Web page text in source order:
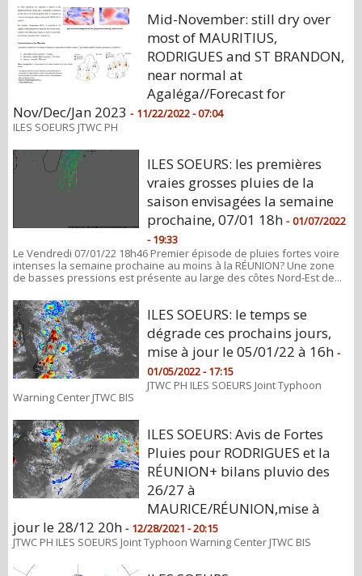
Mid-November: still dry over
most of MAURITIUS,
RODRIGUES and ST BRANDON,
near normal at
Agaléga//Forecast for
Nov/Dec/Jan 2023 - 11/22/2022 - 07:04
ILES SOEURS JTWC PH
ILES SOEURS: les premières
vraies grosses pluies de la
saison envisagées la semaine
prochaine, 07/01 18h - 01/07/2022
- 19:33
Le Vendredi 07/01/22 18h46 Premier épisode de pluies fortes voire
intenses la semaine prochaine au moins à la RÉUNION? Une zone
de basses pressions est présente au large des côtes Nord-Est de...
ILES SOEURS: le temps se
dégrade ces prochains jours,
mise à jour le 05/01/22 à 16h -
01/05/2022 - 17:15
JTWC PH ILES SOEURS Joint Typhoon
Warning Center JTWC BIS
ILES SOEURS: Avis de Fortes
Pluies pour RODRIGUES et la
RÉUNION+ bilans pluvio des
26/27 à
MAURICE/RÉUNION,mise à
jour le 28/12 20h - 12/28/2021 - 20:15
JTWC PH ILES SOEURS Joint Typhoon Warning Center JTWC BIS